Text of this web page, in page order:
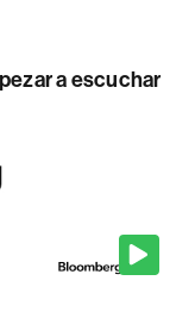
a escuchar